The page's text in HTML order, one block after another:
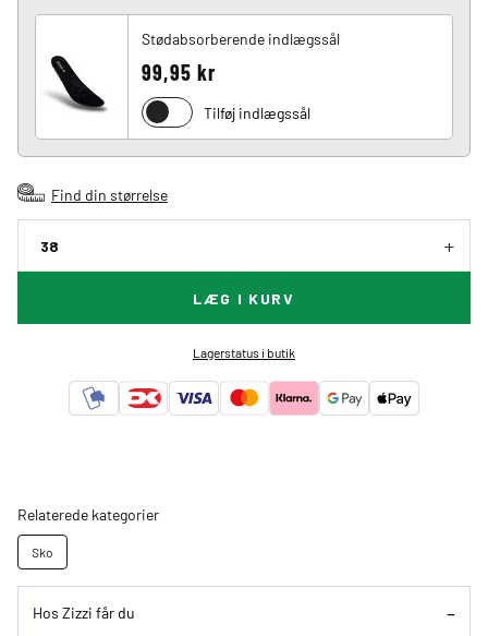
Stødabsorberende indlægssål
99,95 kr
Tilføj indlægssål
Find din størrelse
38
LÆG I KURV
Lagerstatus i butik
Relaterede kategorier
Sko
Hos Zizzi får du